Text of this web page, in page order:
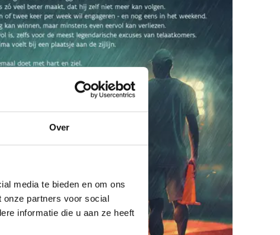
Over
media te bieden en om ons
onze partners voor social
informatie die u aan ze heeft